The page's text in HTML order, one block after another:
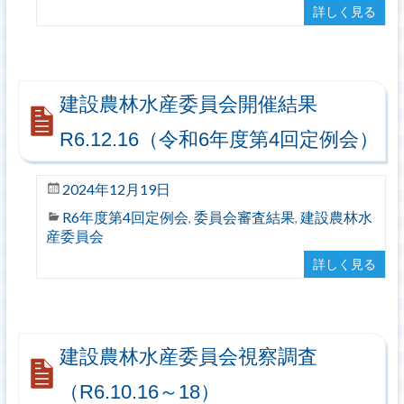
詳しく見る
建設農林水産委員会開催結果
R6.12.16（令和6年度第4回定例会）
2024年12月19日
R6年度第4回定例会, 委員会審査結果, 建設農林水
産委員会
詳しく見る
建設農林水産委員会視察調査
（R6.10.16～18）